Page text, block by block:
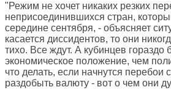
"Режим не хочет никаких резких
неприсоединившихся стран,
середине сентября, - объясняет
касается диссидентов, то они
тихо. Все ждут. А кубинцев гораздо
экономическое положение, чем
что делать, если начнутся перебои
раздобыть валюту - вот о чем они